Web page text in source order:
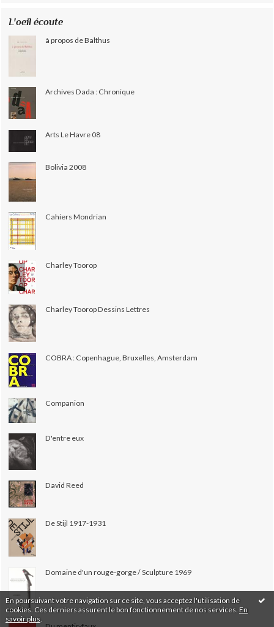
En poursuivant votre navigation sur ce site, vous acceptez l'utilisation de
cookies. Ces derniers assurent le bon fonctionnement de nos services. En
savoir plus
L'oeil écoute
à propos de Balthus
Archives Dada : Chronique
Arts Le Havre 08
Bolivia 2008
Cahiers Mondrian
Charley Toorop
Charley Toorop Dessins Lettres
COBRA : Copenhague, Bruxelles, Amsterdam
Companion
D'entre eux
David Reed
De Stijl 1917-1931
Domaine d'un rouge-gorge / Sculpture 1969